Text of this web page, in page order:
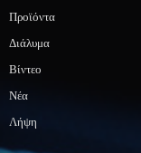
Προϊόντα
Διάλυμα
Βίντεο
Νέα
Λήψη